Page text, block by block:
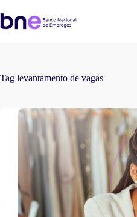
Tag levantamento de vagas